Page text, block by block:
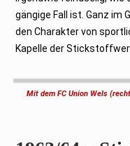
gängige Fall ist. Ganz im
den Charakter von
Kapelle der
Mit dem FC Union Wels